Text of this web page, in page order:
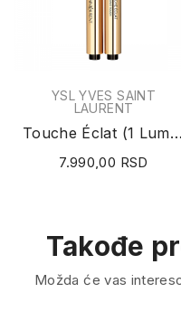
YSL YVES SAINT
LAURENT
Touche Éclat (1 Luminous Radiance) 2.5ml
7.990,00 RSD
Takođe
Možda će vas